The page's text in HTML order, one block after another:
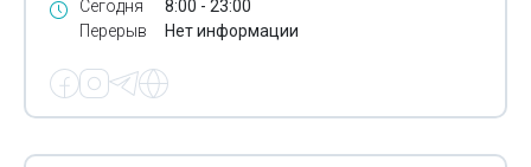
Ковровые изделия
Кожгалантерейные изделия
Кожевенное производство
Сегодня
Перерыв
8:00 - 23:00
Нет информации